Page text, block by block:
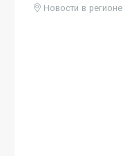
Новости в регионе